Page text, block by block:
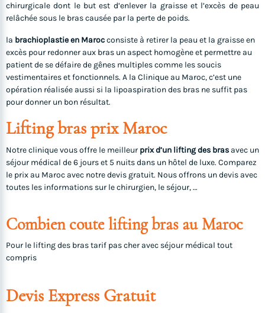
chirurgicale dont le but est d’enlever la graisse et l’excès de peau
relâchée sous le bras causée par la perte de poids.
la brachioplastie en Marocconsiste à retirer la peau et la graisse en
excès pour redonner aux bras un aspect homogène et permettre au
patient de se défaire de gênes multiples comme les soucis
vestimentaires et fonctionnels. A la Clinique au Maroc, c’est une
opération réalisée aussi si la lipoaspiration des bras ne suffit pas
pour donner un bon résultat.
Lifting bras prix Maroc
Notre clinique vous offre le meilleur prix d’un lifting des bras avec un
séjour médical de 6 jours et 5 nuits dans un hôtel de luxe. Comparez
le prix au Maroc avec notre devis gratuit. Nous offrons un devis avec
toutes les informations sur le chirurgien, le séjour, …
Combien coute lifting bras au Maroc
Pour le lifting des bras tarif pas cher avec séjour médical tout
compris
Devis Express Gratuit